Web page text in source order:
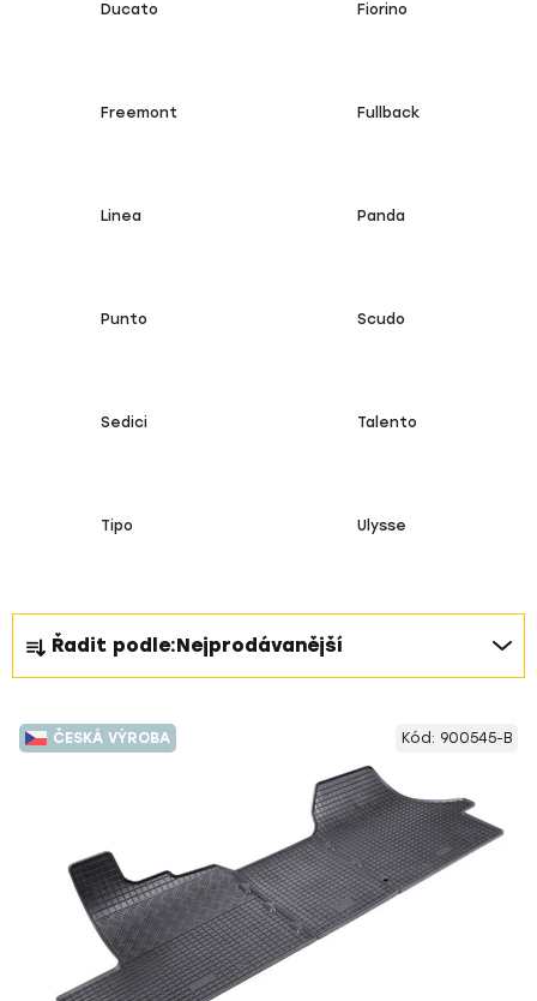
Ducato Fiorino
Freemont Fullback
Linea Panda
Punto Scudo
Sedici Talento
Tipo Ulysse
Ř
a
z
e
n
Řadit podle:Nejprodávanější
V
ý
ČESKÁ VÝROBA Kód: 900545-B